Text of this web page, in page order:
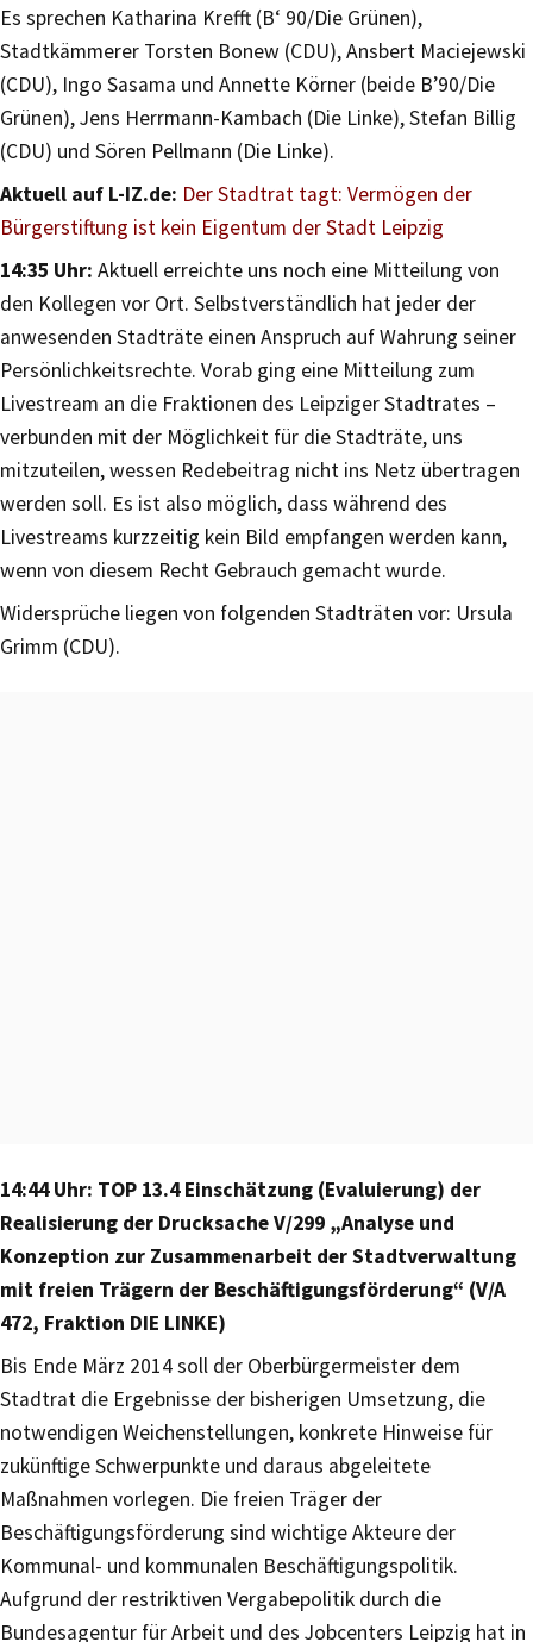
Es sprechen Katharina Krefft (B‘ 90/Die Grünen),
Stadtkämmerer Torsten Bonew (CDU), Ansbert Maciejewski
(CDU), Ingo Sasama und Annette Körner (beide B’90/Die
Grünen), Jens Herrmann-Kambach (Die Linke), Stefan Billig
(CDU) und Sören Pellmann (Die Linke).
Aktuell auf L-IZ.de: Der Stadtrat tagt: Vermögen der
Bürgerstiftung ist kein Eigentum der Stadt Leipzig
14:35 Uhr: Aktuell erreichte uns noch eine Mitteilung von
den Kollegen vor Ort. Selbstverständlich hat jeder der
anwesenden Stadträte einen Anspruch auf Wahrung seiner
Persönlichkeitsrechte. Vorab ging eine Mitteilung zum
Livestream an die Fraktionen des Leipziger Stadtrates –
verbunden mit der Möglichkeit für die Stadträte, uns
mitzuteilen, wessen Redebeitrag nicht ins Netz übertragen
werden soll. Es ist also möglich, dass während des
Livestreams kurzzeitig kein Bild empfangen werden kann,
wenn von diesem Recht Gebrauch gemacht wurde.
Widersprüche liegen von folgenden Stadträten vor: Ursula
Grimm (CDU).
14:44 Uhr: TOP 13.4 Einschätzung (Evaluierung) der
Realisierung der Drucksache V/299 „Analyse und
Konzeption zur Zusammenarbeit der Stadtverwaltung
mit freien Trägern der Beschäftigungsförderung“ (V/A
472, Fraktion DIE LINKE)
Bis Ende März 2014 soll der Oberbürgermeister dem
Stadtrat die Ergebnisse der bisherigen Umsetzung, die
notwendigen Weichenstellungen, konkrete Hinweise für
zukünftige Schwerpunkte und daraus abgeleitete
Maßnahmen vorlegen. Die freien Träger der
Beschäftigungsförderung sind wichtige Akteure der
Kommunal- und kommunalen Beschäftigungspolitik.
Aufgrund der restriktiven Vergabepolitik durch die
Bundesagentur für Arbeit und des Jobcenters Leipzig hat in